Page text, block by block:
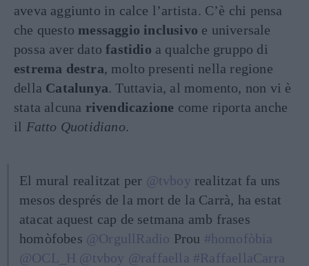
aveva aggiunto in calce l’artista. C’è chi pensa
che questo messaggio inclusivo e universale
possa aver datofastidio a qualche gruppo di
estrema destra, molto presenti nella regione
della Catalunya. Tuttavia, al momento, non vi è
stata alcuna rivendicazione come riporta anche
il Fatto Quotidiano.
El mural realitzat per @tvboy realitzat fa uns
mesos després de la mort de la Carrà, ha estat
atacat aquest cap de setmana amb frases
homòfobes @OrgullRadio Prou #homofòbia
@OCL_H @tvboy @raffaella #RaffaellaCarra